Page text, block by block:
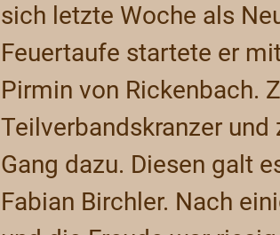
sich letzte Woche als
Feuertaufe startete er
Pirmin von Rickenbach.
Teilverbandskranzer
Gang dazu. Diesen galt
Fabian Birchler. Nach